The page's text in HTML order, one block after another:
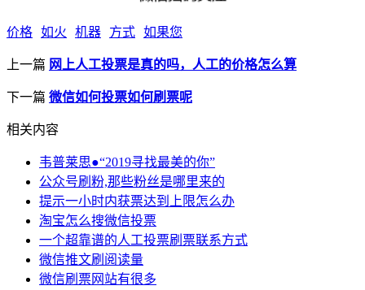
价格 如火 机器 方式 如果您
上一篇 网上人工投票是真的吗，人工的价格怎么算
下一篇 微信如何投票如何刷票呢
相关内容
韦普莱思●“2019寻找最美的你”
公众号刷粉,那些粉丝是哪里来的
提示一小时内获票达到上限怎么办
淘宝怎么搜微信投票
一个超靠谱的人工投票刷票联系方式
微信推文刷阅读量
微信刷票网站有很多